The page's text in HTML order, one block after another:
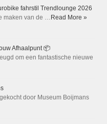
fahrstil Trendlounge 2026
maken van de … Read More »
Afhaalpunt 📦
om een fantastische nieuwe
door Museum Boijmans